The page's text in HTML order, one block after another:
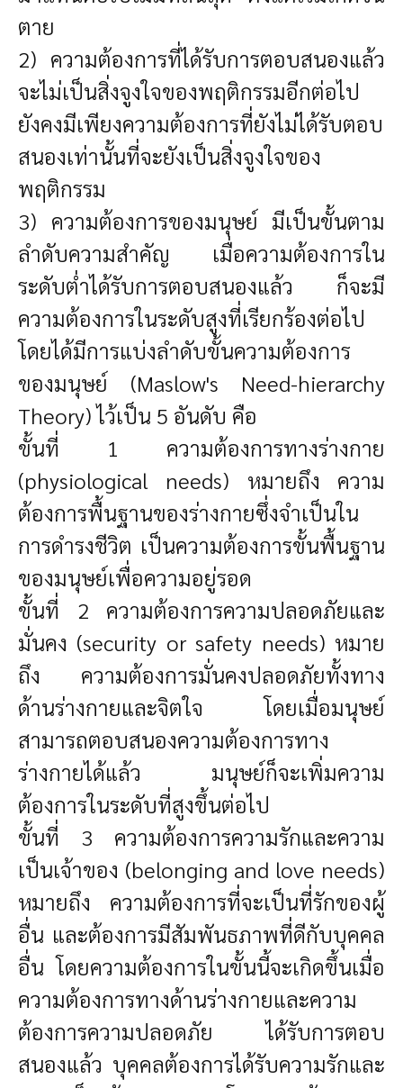
ตาย
2) ความต้องการที่ได้รับการตอบสนองแล้ว
จะไม่เป็นสิ่งจูงใจของพฤติกรรมอีกต่อไป
ยังคงมีเพียงความต้องการที่ยังไม่ได้รับตอบ
สนองเท่านั้นที่จะยังเป็นสิ่งจูงใจของ
พฤติกรรม
3) ความต้องการของมนุษย์ มีเป็นขั้นตาม
ลำดับความสำคัญ เมื่อความต้องการใน
ระดับต่ำได้รับการตอบสนองแล้ว ก็จะมี
ความต้องการในระดับสูงที่เรียกร้องต่อไป
โดยได้มีการแบ่งลำดับขั้นความต้องการ
ของมนุษย์ (Maslow's Need-hierarchy
Theory) ไว้เป็น 5 อันดับ คือ
ขั้นที่ 1 ความต้องการทางร่างกาย
(physiological needs) หมายถึง ความ
ต้องการพื้นฐานของร่างกายซึ่งจำเป็นใน
การดำรงชีวิต เป็นความต้องการขั้นพื้นฐาน
ของมนุษย์เพื่อความอยู่รอด
ขั้นที่ 2 ความต้องการความปลอดภัยและ
มั่นคง (security or safety needs) หมาย
ถึง ความต้องการมั่นคงปลอดภัยทั้งทาง
ด้านร่างกายและจิตใจ โดยเมื่อมนุษย์
สามารถตอบสนองความต้องการทาง
ร่างกายได้แล้ว มนุษย์ก็จะเพิ่มความ
ต้องการในระดับที่สูงขึ้นต่อไป
ขั้นที่ 3 ความต้องการความรักและความ
เป็นเจ้าของ (belonging and love needs)
หมายถึง ความต้องการที่จะเป็นที่รักของผู้
อื่น และต้องการมีสัมพันธภาพที่ดีกับบุคคล
อื่น โดยความต้องการในขั้นนี้จะเกิดขึ้นเมื่อ
ความต้องการทางด้านร่างกายและความ
ต้องการความปลอดภัย ได้รับการตอบ
สนองแล้ว บุคคลต้องการได้รับความรักและ